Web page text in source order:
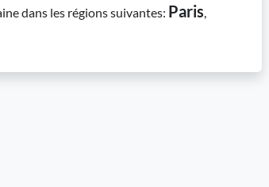
dans les régions suivantes: Paris,